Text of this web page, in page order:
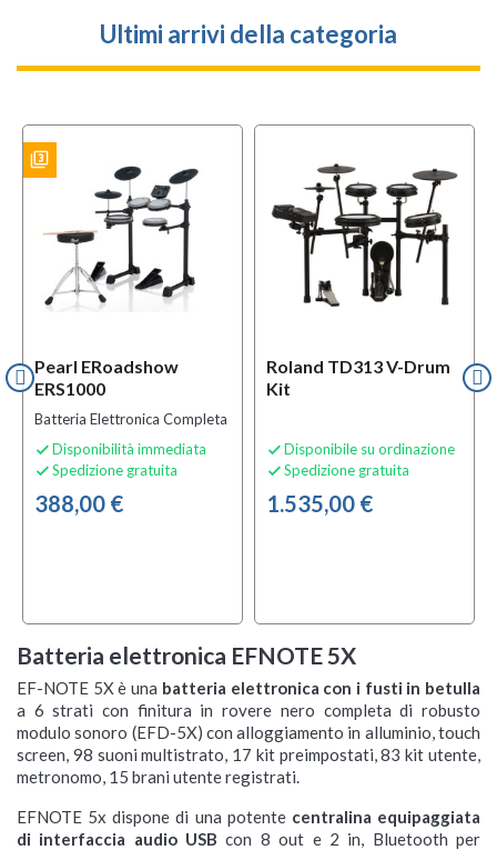
Ultimi arrivi della categoria
Pearl ERoadshow
ERS1000
Batteria Elettronica Completa
 Disponibilità immediata
 Spedizione gratuita
388,00 €
filter_3
Roland TD313 V-Drum
Kit
 Disponibile su ordinazione
 Spedizione gratuita
1.535,00 €
Batteria elettronica EFNOTE 5X
EF-NOTE 5X è una batteria elettronica con i fusti in betulla
a 6 strati con finitura in rovere nero completa di robusto
modulo sonoro (EFD-5X) con alloggiamento in alluminio, touch
screen, 98 suoni multistrato, 17 kit preimpostati, 83 kit utente,
metronomo, 15 brani utente registrati.
EFNOTE 5x dispone di una potente centralina equipaggiata
di interfaccia audio USB con 8 out e 2 in, Bluetooth per